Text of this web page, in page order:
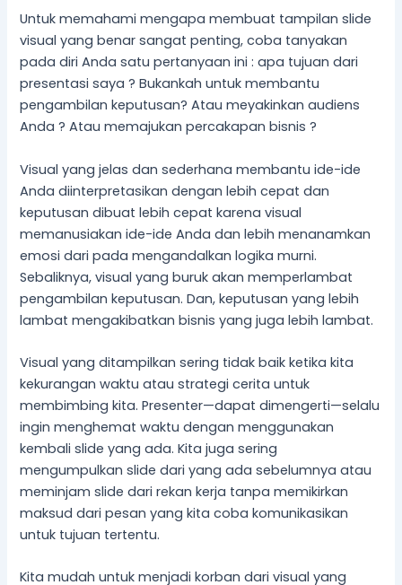
Untuk memahami mengapa membuat tampilan slide
visual yang benar sangat penting, coba tanyakan
pada diri Anda satu pertanyaan ini : apa tujuan dari
presentasi saya ? Bukankah untuk membantu
pengambilan keputusan? Atau meyakinkan audiens
Anda ? Atau memajukan percakapan bisnis ?
Visual yang jelas dan sederhana membantu ide-ide
Anda diinterpretasikan dengan lebih cepat dan
keputusan dibuat lebih cepat karena visual
memanusiakan ide-ide Anda dan lebih menanamkan
emosi dari pada mengandalkan logika murni.
Sebaliknya, visual yang buruk akan memperlambat
pengambilan keputusan. Dan, keputusan yang lebih
lambat mengakibatkan bisnis yang juga lebih lambat.
Visual yang ditampilkan sering tidak baik ketika kita
kekurangan waktu atau strategi cerita untuk
membimbing kita. Presenter—dapat dimengerti—selalu
ingin menghemat waktu dengan menggunakan
kembali slide yang ada. Kita juga sering
mengumpulkan slide dari yang ada sebelumnya atau
meminjam slide dari rekan kerja tanpa memikirkan
maksud dari pesan yang kita coba komunikasikan
untuk tujuan tertentu.
Kita mudah untuk menjadi korban dari visual yang